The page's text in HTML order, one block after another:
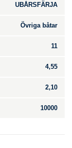
UBÅRSFÄRJA
Övriga båtar
11
4,55
2,10
10000